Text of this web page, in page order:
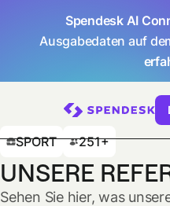
Spendesk AI
Ausgabedaten auf
SPORT 251+
UNSERE
Sehen Sie hier, was